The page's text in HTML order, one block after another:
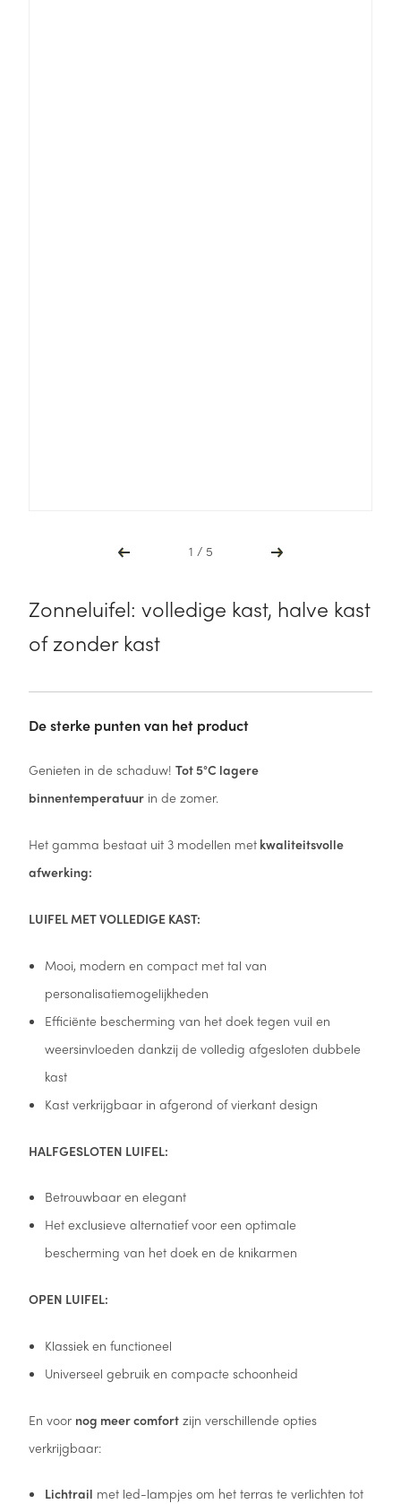
Zonneluifel: volledige kast, halve kast
of zonder kast
De sterke punten van het product
Genieten in de schaduw! Tot 5°C lagere
binnentemperatuurin de zomer.
Het gamma bestaat uit 3 modellen metkwaliteitsvolle
afwerking:
LUIFEL MET VOLLEDIGE KAST:
Mooi, modern en compact met tal van
personalisatiemogelijkheden
Efficiënte bescherming van het doek tegen vuil en
weersinvloeden dankzij de volledig afgesloten dubbele
kast
Kast verkrijgbaar in afgerond of vierkant design
HALFGESLOTEN LUIFEL:
Betrouwbaar en elegant
Het exclusieve alternatief voor een optimale
bescherming van het doek en de knikarmen
OPEN LUIFEL:
Klassiek en functioneel
Universeel gebruik en compacte schoonheid
En voor nog meer comfortzijn verschillende opties
verkrijgbaar:
Lichtrail met led-lampjes om het terras te verlichten tot